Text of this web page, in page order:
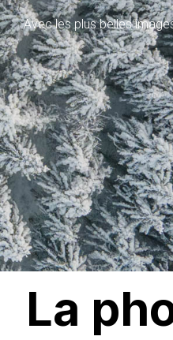
Avec les plus belles
La